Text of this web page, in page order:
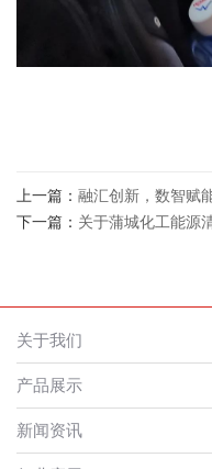
上一篇： 融汇创新，数智赋
下一篇： 关于蒲城化工能源清
关于我们
产品展示
新闻资讯